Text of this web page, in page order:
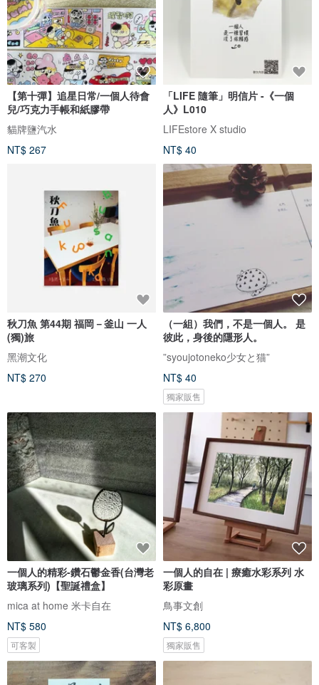
【第十彈】追星日常/一個人待會
兒/巧克力手帳和紙膠帶
貓牌鹽汽水
NT$ 267
「LIFE 隨筆」明信片 -《一個
人》L010
LIFEstore X studio
NT$ 40
秋刀魚 第44期 福岡－釜山 一人
(獨)旅
黑潮文化
NT$ 270
（一組）我們，不是一個人。 是
彼此，身後的隱形人。
”syoujotoneko少女と猫”
NT$ 40
獨家販售
一個人的精彩-鑽石鬱金香(台灣老
玻璃系列)【聖誕禮盒】
mica at home 米卡自在
NT$ 580
可客製
一個人的自在 | 療癒水彩系列 水
彩原畫
鳥事文創
NT$ 6,800
獨家販售